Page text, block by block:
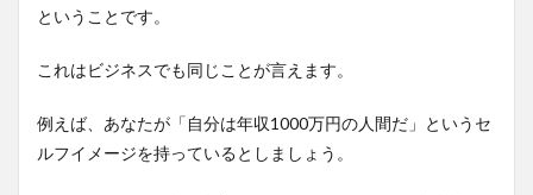
ということです。
これはビジネスでも同じことが言えます。
例えば、あなたが「自分は年収1000万円の人間だ」というセ
ルフイメージを持っているとしましょう。